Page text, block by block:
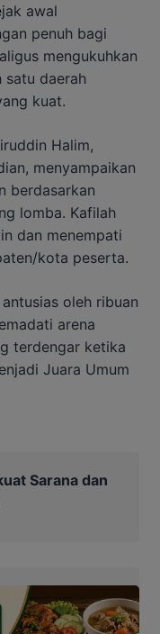
awal
penuh bagi
mengukuhkan
satu daerah
kuat.
Halim,
menyampaikan
berdasarkan
lomba. Kafilah
dan menempati
kota peserta.
oleh ribuan
arena
terdengar ketika
Juara Umum
Sarana dan